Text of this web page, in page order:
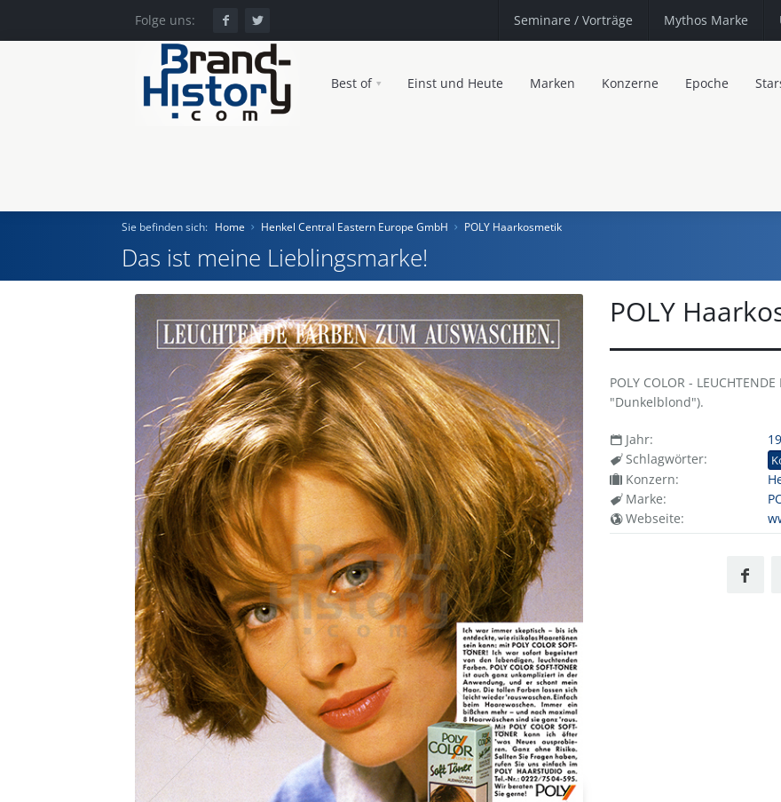
Folge uns: Seminare / Vorträge Mythos Marke
Best of Einst und Heute Marken Konzerne Epoche
Home
Einst und Heute
Marken
Konzerne
Epoche
Sie befinden sich: Home Henkel Central Eastern Europe GmbH POLY Haarkosmetik
Das ist meine Lieblingsmarke!
POLY
POLY COLOR -
"Dunkelblond").
Jahr:
Schlagwörter:
Konzern:
Marke:
Webseite: